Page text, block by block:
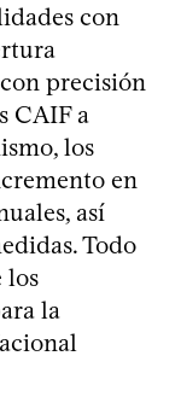
con
precisión
CAIF a
los
en
así
Todo
los
la